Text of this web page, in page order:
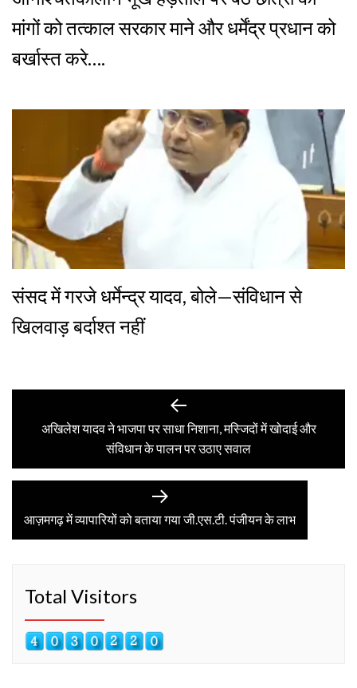
मांगों को तत्काल सरकार माने और धर्मेंद्र प्रधान को
बर्खास्त करे….
संसद में गरजे धर्मेन्द्र यादव, बोले—संविधान से
खिलवाड़ बर्दाश्त नहीं
navigation
Previous
post:
अखिलेश यादव ने भाजपा पर साधा निशाना, मस्जिदों में खोदाई और
संविधान के पालन पर उठाए सवाल
Next
post:
आज़मगढ़ में व्यापारियों को बताया गया जी.एस.टी. पंजीयन के लाभ
Total Visitors